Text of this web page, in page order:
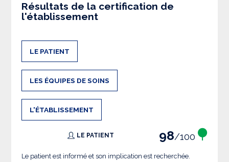
Résultats de la certification de
l'établissement
LE PATIENT
LES ÉQUIPES DE SOINS
L'ÉTABLISSEMENT
LE PATIENT 98/100
Le patient est informé et son implication est recherchée.